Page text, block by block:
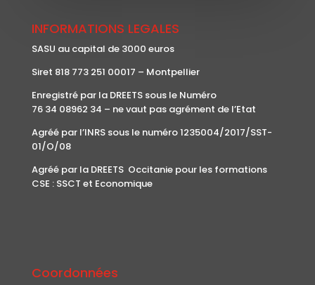
INFORMATIONS LEGALES
SASU au capital de 3000 euros
Siret 818 773 251 00017 – Montpellier
Enregistré par la DREETS sous le Numéro
76 34 08962 34 – ne vaut pas agrément de l’Etat
Agréé par l’INRS sous le numéro 1235004/2017/SST-
01/O/08
Agréé par la DREETS Occitanie pour les formations
CSE : SSCT et Economique
Coordonnées